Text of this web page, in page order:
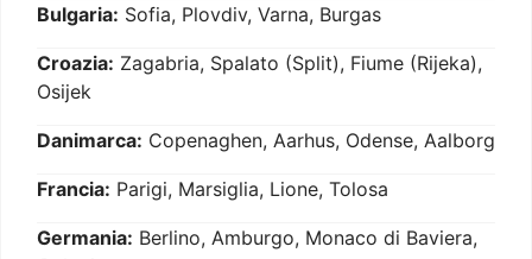
Bulgaria: Sofia, Plovdiv, Varna, Burgas
Croazia: Zagabria, Spalato (Split), Fiume (Rijeka),
Osijek
Danimarca: Copenaghen, Aarhus, Odense, Aalborg
Francia: Parigi, Marsiglia, Lione, Tolosa
Germania: Berlino, Amburgo, Monaco di Baviera,